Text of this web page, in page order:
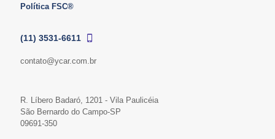
Política FSC®
(11) 3531-6611
contato@ycar.com.br
R. Líbero Badaró, 1201 - Vila Paulicéia
São Bernardo do Campo-SP
09691-350